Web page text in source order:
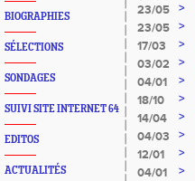
BIOGRAPHIES
SÉLECTIONS
SONDAGES
SUIVI SITE INTERNET 64
EDITOS
ACTUALITÉS
23/05
>
23/05
>
17/03
>
03/02
>
04/01
>
18/10
>
14/04
>
04/03
>
12/01 >
04/01
>